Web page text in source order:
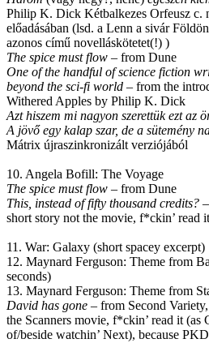
Philip K. Dick Kétbalkezes Orfeusz c.
előadásában (lsd. a Lenn a sivár
azonos című novelláskötetet(!) )
The spice must flow – from Dune
One of the handful of science fiction
beyond the sci-fi world – from the
Withered Apples by Philip K. Dick
Azt hiszem mi nagyon szerettük ezt az
A jövő egy kalap szar, de a sütemény
Mátrix újraszinkronizált verziójából
10. Angela Bofill: The Voyage
The spice must flow – from Dune
This, instead of fifty thousand credits?
short story not the movie, f*ckin’ read
11. War: Galaxy (short spacey excerpt)
12. Maynard Ferguson: Theme from
seconds)
13. Maynard Ferguson: Theme from
David has gone – from Second
the Scanners movie, f*ckin’ read it (as
of/beside watchin’ Next), because